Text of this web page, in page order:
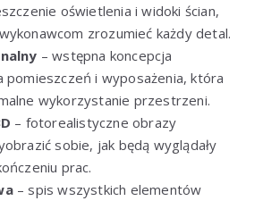
oświetlenia i widoki ścian,
zrozumieć każdy detal.
– wstępna koncepcja
pomieszczeń i wyposażenia, która
wykorzystanie przestrzeni.
– fotorealistyczne obrazy
sobie, jak będą wyglądały
prac.
– spis wszystkich elementów